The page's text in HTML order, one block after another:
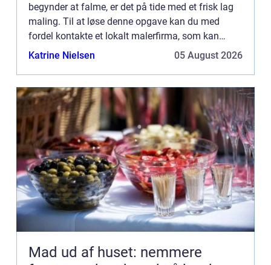
begynder at falme, er det på tide med et frisk lag
maling. Til at løse denne opgave kan du med
fordel kontakte et lokalt malerfirma, som kan
udføre dit malerarbej...
Katrine Nielsen 05 August 2026
Mad ud af huset: nemmere